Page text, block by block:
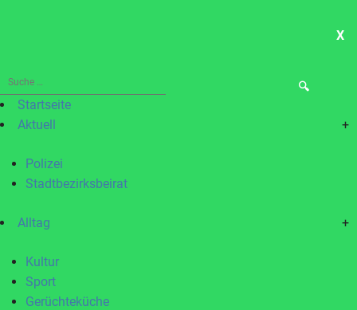
X
Suche
nach:Startseite
Aktuell
+
Polizei
Stadtbezirksbeirat
Alltag +
Kultur
Sport
Gerüchteküche